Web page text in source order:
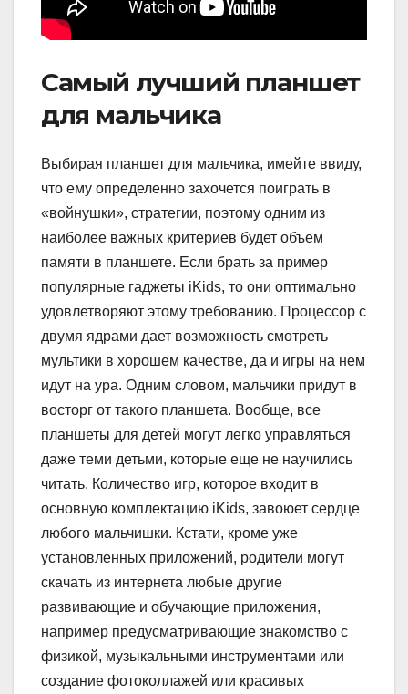
Самый лучший планшет
для мальчика
Выбирая планшет для мальчика, имейте ввиду,
что ему определенно захочется поиграть в
«войнушки», стратегии, поэтому одним из
наиболее важных критериев будет объем
памяти в планшете. Если брать за пример
популярные гаджеты iKids, то они оптимально
удовлетворяют этому требованию. Процессор с
двумя ядрами дает возможность смотреть
мультики в хорошем качестве, да и игры на нем
идут на ура. Одним словом, мальчики придут в
восторг от такого планшета. Вообще, все
планшеты для детей могут легко управляться
даже теми детьми, которые еще не научились
читать. Количество игр, которое входит в
основную комплектацию iKids, завоюет сердце
любого мальчишки. Кстати, кроме уже
установленных приложений, родители могут
скачать из интернета любые другие
развивающие и обучающие приложения,
например предусматривающие знакомство с
физикой, музыкальными инструментами или
создание фотоколлажей или красивых